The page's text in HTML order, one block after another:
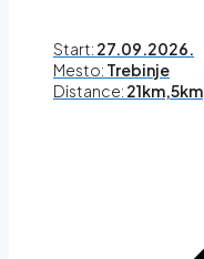
Start: 27.09.2026.
Mesto: Trebinje
Distance: 21km,5km